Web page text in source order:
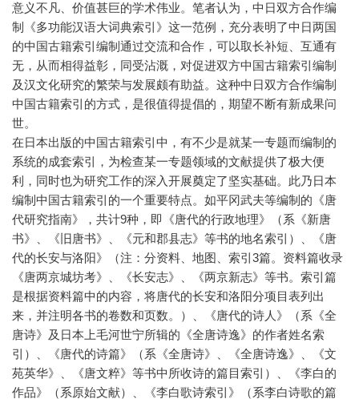
意义不凡、价值甚巨的学术伟业。笔者认为，中日双方合作编
制《多功能汉语大词典索引》这一范例，充分表明了中日两国
的中国古籍索引编制通过交流和合作，可以取长补短、互通有
无，从而相得益彰，同受沾溉，对促进双方中国古籍索引编制
及汉文化研究的繁荣与发展颇有助益。这种中日双方合作编制
中国古籍索引的方式，是很值得提倡的，期望不断有新成果问
世。
在日本出版的中国古籍索引中，有不少是就某一专题而编制的
系统的成套索引，为检查某一专题领域的文献提供了极大便
利，同时也为研究工作的深入开展奠定了坚实基础。此乃日本
编制中国古籍索引的一个重要特点。如平冈武夫等编制的《唐
代研究指南》，共计9种，即《唐代的行政地理》（系《新唐
书》、《旧唐书》、《元和郡县志》等书的地名索引）、《唐
代的长安与洛阳》（注：分资料、地图、索引3篇。资料篇收录
《唐两京城坊考》、《长安志》、《两京新志》等书。索引篇
是根据资料篇中的内容，将唐代的长安和洛阳分项目表列出
来，并注明各书的卷数和页数。）、《唐代的诗人》（系《全
唐诗》及日本上毛河世宁所辑的《全唐诗逸》的作者姓名索
引）、《唐代的诗篇》（系《全唐诗》、《全唐诗逸》、《文
苑英华》、《唐文粹》等书中所收诗的篇目索引）、《李白的
作品》（系原始文献）、《李白歌诗索引》（系李白诗歌的篇